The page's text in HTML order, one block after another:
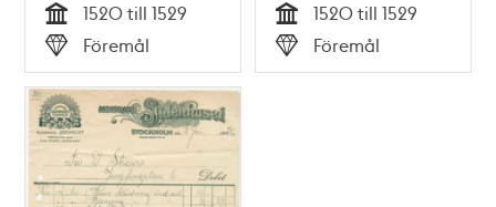
Tid
1520 till 1529
Typ
Föremål Tid
1520 till 1529
Typ
Föremål